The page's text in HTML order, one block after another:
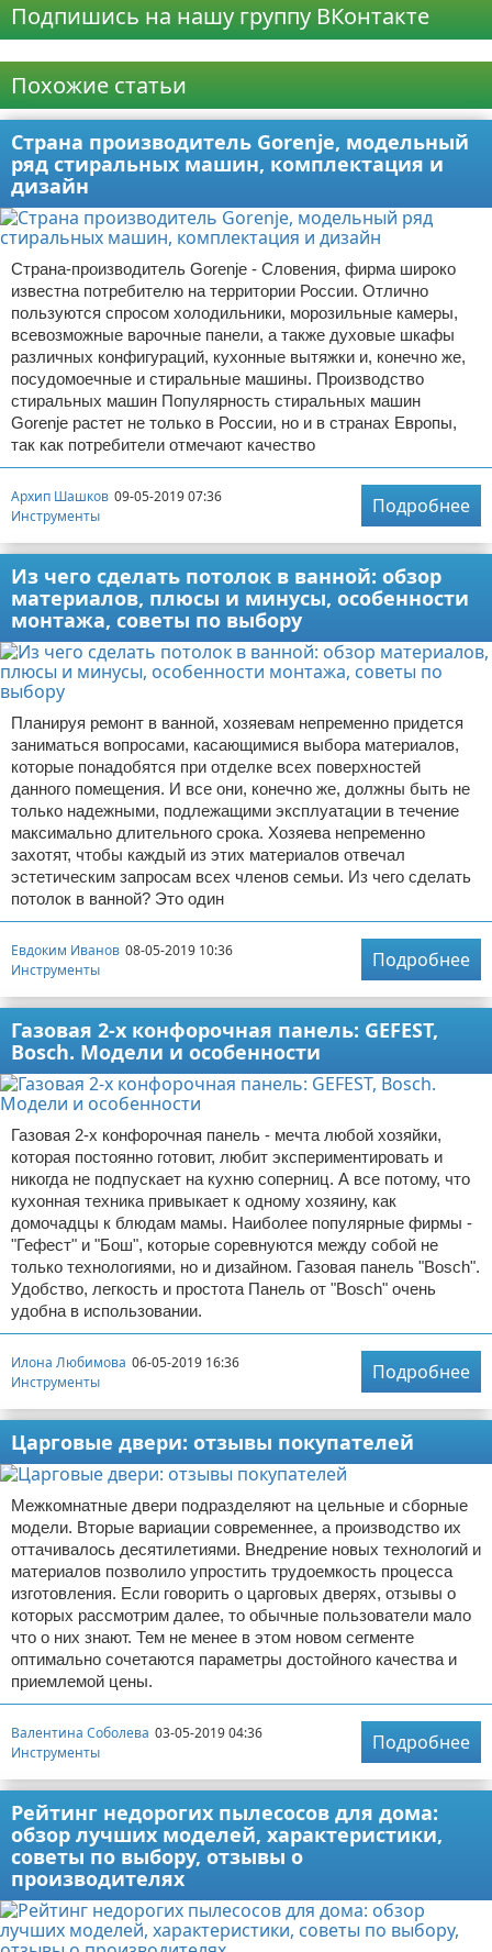
Подпишись на нашу группу ВКонтакте
Похожие статьи
Страна производитель Gorenje, модельный
ряд стиральных машин, комплектация и
дизайн
Страна-производитель Gorenje - Словения, фирма широко
известна потребителю на территории России. Отлично
пользуются спросом холодильники, морозильные камеры,
всевозможные варочные панели, а также духовые шкафы
различных конфигураций, кухонные вытяжки и, конечно же,
посудомоечные и стиральные машины. Производство
стиральных машин Популярность стиральных машин
Gorenje растет не только в России, но и в странах Европы,
так как потребители отмечают качество
Архип Шашков 09-05-2019 07:36
Инструменты
Подробнее
Из чего сделать потолок в ванной: обзор
материалов, плюсы и минусы, особенности
монтажа, советы по выбору
Планируя ремонт в ванной, хозяевам непременно придется
заниматься вопросами, касающимися выбора материалов,
которые понадобятся при отделке всех поверхностей
данного помещения. И все они, конечно же, должны быть не
только надежными, подлежащими эксплуатации в течение
максимально длительного срока. Хозяева непременно
захотят, чтобы каждый из этих материалов отвечал
эстетическим запросам всех членов семьи. Из чего сделать
потолок в ванной? Это один
Евдоким Иванов 08-05-2019 10:36
Инструменты
Подробнее
Газовая 2-х конфорочная панель: GEFEST,
Bosch. Модели и особенности
Газовая 2-х конфорочная панель - мечта любой хозяйки,
которая постоянно готовит, любит экспериментировать и
никогда не подпускает на кухню соперниц. А все потому, что
кухонная техника привыкает к одному хозяину, как
домочадцы к блюдам мамы. Наиболее популярные фирмы -
"Гефест" и "Бош", которые соревнуются между собой не
только технологиями, но и дизайном. Газовая панель "Bosch".
Удобство, легкость и простота Панель от "Bosch" очень
удобна в использовании.
Илона Любимова 06-05-2019 16:36
Инструменты
Подробнее
Царговые двери: отзывы покупателей
Межкомнатные двери подразделяют на цельные и сборные
модели. Вторые вариации современнее, а производство их
оттачивалось десятилетиями. Внедрение новых технологий и
материалов позволило упростить трудоемкость процесса
изготовления. Если говорить о царговых дверях, отзывы о
которых рассмотрим далее, то обычные пользователи мало
что о них знают. Тем не менее в этом новом сегменте
оптимально сочетаются параметры достойного качества и
приемлемой цены.
Валентина Соболева 03-05-2019 04:36
Инструменты
Подробнее
Рейтинг недорогих пылесосов для дома:
обзор лучших моделей, характеристики,
советы по выбору, отзывы о
производителях